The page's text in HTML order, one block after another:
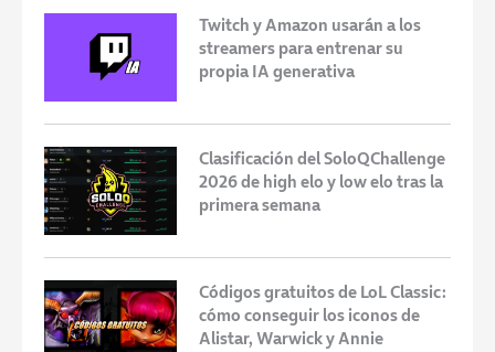
Twitch y Amazon usarán a los
streamers para entrenar su
propia IA generativa
Clasificación del SoloQChallenge
2026 de high elo y low elo tras la
primera semana
Códigos gratuitos de LoL Classic:
cómo conseguir los iconos de
Alistar, Warwick y Annie